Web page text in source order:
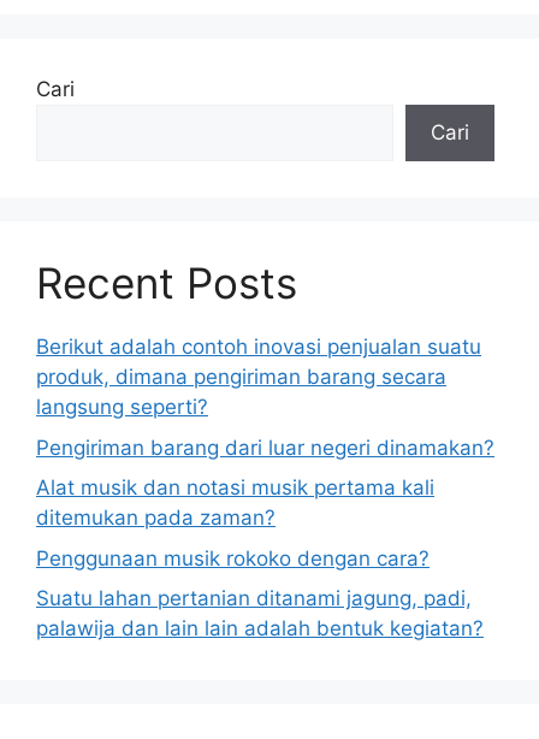
Cari
Cari
Recent Posts
Berikut adalah contoh inovasi penjualan suatu
produk, dimana pengiriman barang secara
langsung seperti?
Pengiriman barang dari luar negeri dinamakan?
Alat musik dan notasi musik pertama kali
ditemukan pada zaman?
Penggunaan musik rokoko dengan cara?
Suatu lahan pertanian ditanami jagung, padi,
palawija dan lain lain adalah bentuk kegiatan?